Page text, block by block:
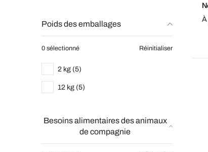
Poids des emballages
0 sélectionné Réinitialiser
2 kg (5)
12 kg (5)
Besoins alimentaires des animaux
de compagnie
À